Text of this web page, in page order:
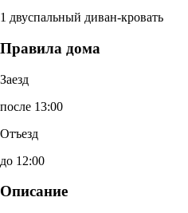
1 двуспальный диван-кровать
Правила дома
Заезд
после 13:00
Отъезд
до 12:00
Описание